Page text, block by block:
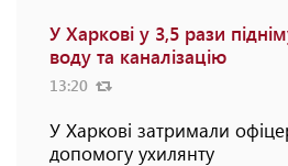
У Харкові у 3,5 рази
воду та каналізацію
13:20
У Харкові затримали
допомогу ухилянту